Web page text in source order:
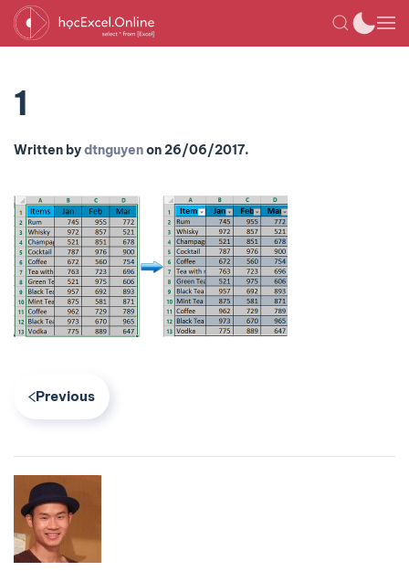
1
Written bydtnguyenon26/06/2017.
Previous